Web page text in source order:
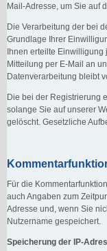
Mail-Adresse, um Sie auf
Die Verarbeitung der bei
Grundlage Ihrer
Ihnen erteilte
Mitteilung per E-Mail an
Datenverarbeitung bleibt
Die bei der Registrierung
solange Sie auf unserer
gelöscht. Gesetzliche
Für die
auch Angaben zum
Adresse und, wenn Sie
Nutzername gespeichert.
Speicherung der IP-